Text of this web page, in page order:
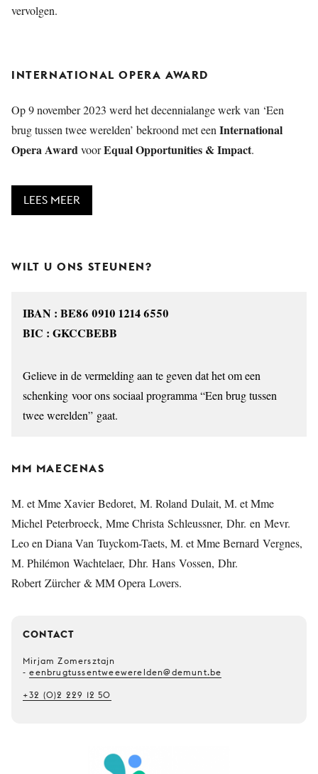
vervolgen.
INTERNATIONAL OPERA AWARD
Op 9 november 2023 werd het decennialange werk van ‘Een
brug tussen twee werelden’ bekroond met een International
Opera AwardvoorEqual Opportunities & Impact.
LEES MEER
WILT U ONS STEUNEN?
IBAN : BE86 0910 1214 6550
BIC : GKCCBEBB
Gelieve in de vermelding aan te geven dat het om een
schenking voor ons sociaal programma “Een brug tussen
twee werelden” gaat.
MM MAECENAS
M. et Mme Xavier Bedoret, M. Roland Dulait, M. et Mme
Michel Peterbroeck, Mme Christa Schleussner, Dhr. en Mevr.
Leo en Diana Van Tuyckom-Taets, M. et Mme Bernard Vergnes,
M. Philémon Wachtelaer, Dhr. Hans Vossen, Dhr.
Robert Zürcher & MM Opera Lovers.
CONTACT
Mirjam Zomersztajn
-eenbrugtussentweewerelden@demunt.be
+32 (0)2 229 12 50